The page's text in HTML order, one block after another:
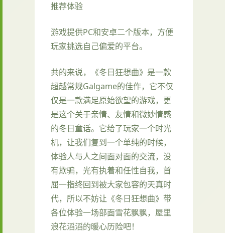
推荐体验
游戏提供PC和安卓二个版本，方便
玩家挑选自己偏爱的平台。
共的来说，《冬日狂想曲》是一款​​
超越常规Galgame的佳作​​，它不仅
仅是一款满足原始欲望的游戏，更
是这个关于亲情、友情和微妙情感
的冬日童话。它给了玩家一个时光
机，让我们复到一个单纯的时候，
体验人与人之间面对面的交流，没
有欺骗，光有执着和任性自我，首
屈一指终回到被大家包容的天真时
代，所以不妨让《冬日狂想曲》带
各位体验一场​​部面雪花飘飘，屋里
浪花滔滔​​的暖心历险吧！